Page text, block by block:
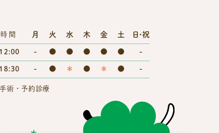
間 月 火 水 木 金 土 日・祝
- ● ● ● ● ● -
- ● ＊ ● ＊ ● -
術・予約診療